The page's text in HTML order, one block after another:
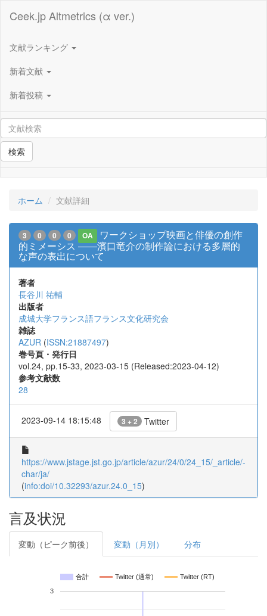
Ceek.jp Altmetrics (α ver.)
文献ランキング
新着文献
新着投稿
検索
ホーム 文献詳細
3 0 0 0 OA
ワークショップ映画と俳優の創作
的ミメーシス ――濱口竜介の制作論における多層的
な声の表出について
著者
長谷川 祐輔
出版者
成城大学フランス語フランス文化研究会
雑誌
AZUR (ISSN:21887497)
巻号頁・発行日
vol.24, pp.15-33, 2023-03-15 (Released:2023-04-12)
参考文献数
28
2023-09-14 18:15:48 3 + 2 Twitter
https://www.jstage.jst.go.jp/article/azur/24/0/24_15/_article/-
char/ja/
(info:doi/10.32293/azur.24.0_15)
言及状況
変動（ピーク前後） 変動（月別） 分布
合計 Twitter (通常) Twitter (RT)
3